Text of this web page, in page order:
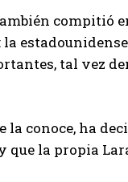
compitió
tal vez
conoce, ha
que la propia